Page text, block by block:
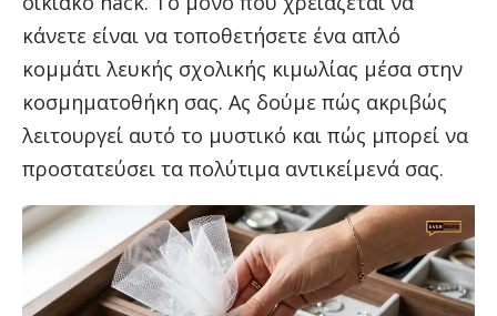
κάνετε είναι να τοποθετήσετε ένα απλό
κομμάτι λευκής σχολικής κιμωλίας μέσα στην
κοσμηματοθήκη σας. Ας δούμε πώς ακριβώς
λειτουργεί αυτό το μυστικό και πώς μπορεί να
προστατεύσει τα πολύτιμα αντικείμενά σας.